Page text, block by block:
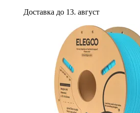
Доставка до 13. август